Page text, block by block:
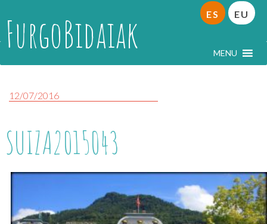
FurgoBidaiak MENU
ES EU
12/07/2016
SUIZA2015043